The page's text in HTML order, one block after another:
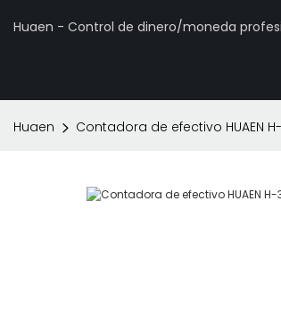
Huaen - Control de dinero/moneda
Huaen Contadora de efectivo HUAEN